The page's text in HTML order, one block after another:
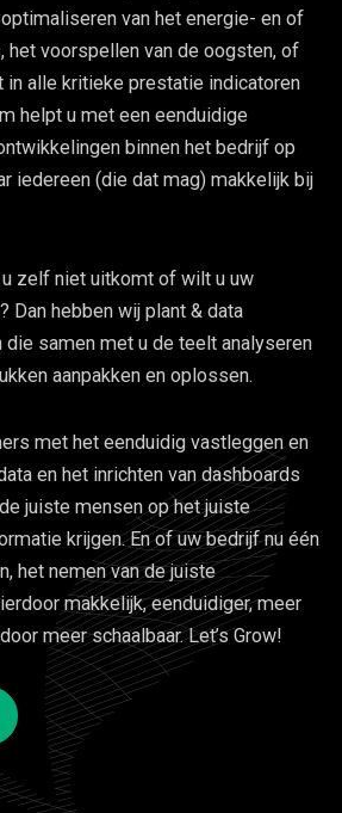
van het energie- en of
het voorspellen van de oogsten, of
in alle kritieke prestatie indicatoren
helpt u met een eenduidige
binnen het bedrijf op
iedereen (die dat mag) makkelijk bij
zelf niet uitkomt of wilt u uw
Dan hebben wij plant & data
samen met u de teelt analyseren
aanpakken en oplossen.
met het eenduidig vastleggen en
en het inrichten van dashboards
juiste mensen op het juiste
krijgen. En of uw bedrijf nu één
het nemen van de juiste
makkelijk, eenduidiger, meer
meer schaalbaar. Let’s Grow!